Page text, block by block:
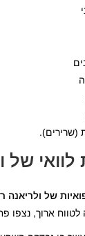
(שרירים).
לוואי של
של ולריאנה
לטווח ארוך, נצפו